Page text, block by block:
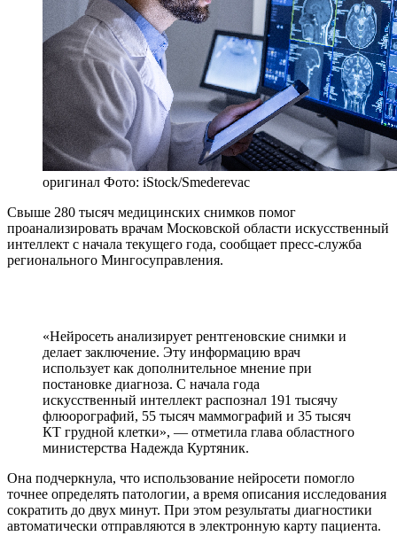
оригинал Фото: iStock/Smederevac
Свыше 280 тысяч медицинских снимков помог
проанализировать врачам Московской области искусственный
интеллект с начала текущего года, сообщает пресс-служба
регионального Мингосуправления.
«Нейросеть анализирует рентгеновские снимки и
делает заключение. Эту информацию врач
использует как дополнительное мнение при
постановке диагноза. С начала года
искусственный интеллект распознал 191 тысячу
флюорографий, 55 тысяч маммографий и 35 тысяч
КТ грудной клетки», — отметила глава областного
министерства Надежда Куртяник.
Она подчеркнула, что использование нейросети помогло
точнее определять патологии, а время описания исследования
сократить до двух минут. При этом результаты диагностики
автоматически отправляются в электронную карту пациента.